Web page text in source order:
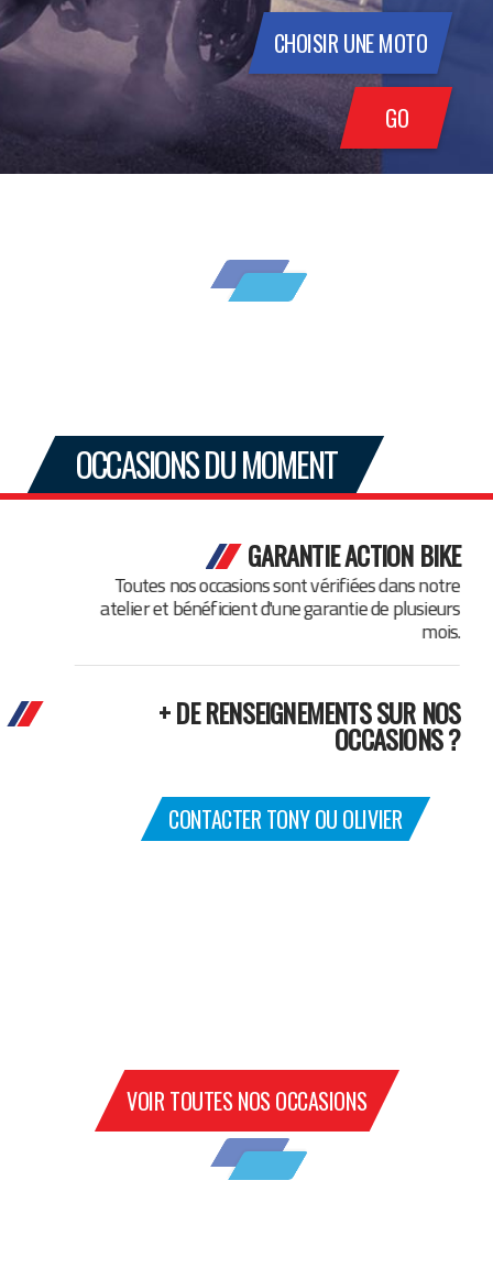
CHOISIR UNE MOTO
GO
OCCASIONS DU MOMENT
GARANTIE ACTION BIKE
Toutes nos occasions sont vérifiées dans notre
atelier et bénéficient d'une garantie de plusieurs
mois.
+ DE RENSEIGNEMENTS SUR NOS
OCCASIONS ?
CONTACTER TONY OU OLIVIER
VOIR TOUTES NOS OCCASIONS